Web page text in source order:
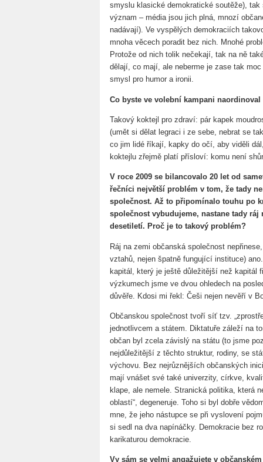
smyslu klasické demokratické soutěže),
význam – média jsou jich plná, mnozí
nadávají). Ve vyspělých demokraciích
mnoha věcech poradit bez nich. Mnohé
Protože od nich tolik nečekají, tak na ně
dělají, co mají, ale neberme je zase tak
smysl pro humor a ironii.
Co byste ve volební kampani
Takový koktejl pro zdraví: pár kapek
(umět si dělat legraci i ze sebe, nebrat se
co jim lidé říkají, kapky do očí, aby viděli
koktejlu zřejmě platí přísloví: komu není
V roce 2009 se bilancovalo 20 let od
řečníci největší problém v tom, že tady
společnost. Až to připomínalo touhu po
společnost vybudujeme, nastane tady
desetiletí. Proč je to takový problém?
Ráj na zemi občanská společnost
vztahů, nejen špatně fungující instituce)
kapitál, který je ještě důležitější než kapitál
výzkumech jsme ve dvou ohledech na
důvěře. Kdosi mi řekl: Češi nejen nevěří v
Občanskou společnost tvoří síť tzv.
jednotlivcem a státem. Diktatuře záleží na
občan byl zcela závislý na státu (to jsme
nejdůležitější z těchto struktur, rodiny, se
výchovu. Bez nejrůznějších občanských
mají vnášet své také univerzity, církve,
klape, ale nemele. Stranická politika, která
oblastí“, degeneruje. Toho si byl dobře
mne, že jeho nástupce se při vyslovení
si sedl na dva napínáčky. Demokracie bez
karikaturou demokracie.
Vy sám se velmi angažujete v